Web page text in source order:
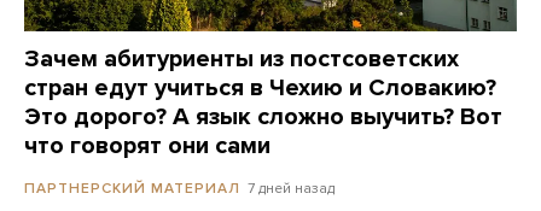
Зачем абитуриенты из постсоветских
стран едут учиться в Чехию и Словакию?
Это дорого? А язык сложно выучить? Вот
что говорят они сами
ПАРТНЕРСКИЙ МАТЕРИАЛ 7 дней назад